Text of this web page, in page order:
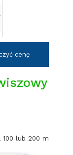
cenę
100 lub 200 m